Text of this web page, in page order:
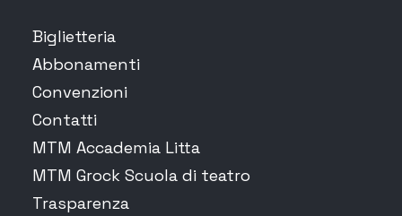
Biglietteria
Abbonamenti
Convenzioni
Contatti
MTM Accademia Litta
MTM Grock Scuola di teatro
Trasparenza